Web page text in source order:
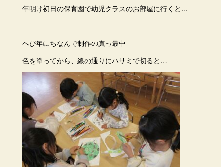
年明け初日の保育園で幼児クラスのお部屋に行くと…
へび年にちなんで制作の真っ最中
色を塗ってから、線の通りにハサミで切ると…